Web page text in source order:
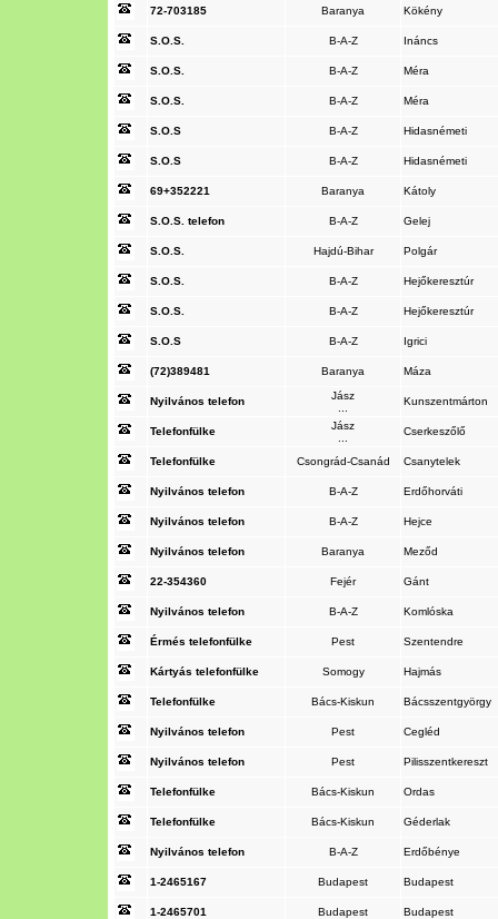
72-703185 Baranya Kökény
S.O.S. B-A-Z Ináncs
S.O.S. B-A-Z Méra
S.O.S. B-A-Z Méra
S.O.S B-A-Z Hidasnémeti
S.O.S B-A-Z Hidasnémeti
69+352221 Baranya Kátoly
S.O.S. telefon B-A-Z Gelej
S.O.S. Hajdú-Bihar Polgár
S.O.S. B-A-Z Hejőkeresztúr
S.O.S. B-A-Z Hejőkeresztúr
S.O.S B-A-Z Igrici
(72)389481 Baranya Máza
Nyilvános telefon
Jász
Kunszentmárton
Telefonfülke
Jász
Cserkeszőlő
Telefonfülke Csongrád-Csanád Csanytelek
Nyilvános telefon B-A-Z Erdőhorváti
Nyilvános telefon B-A-Z Hejce
Nyilvános telefon Baranya Meződ
22-354360 Fejér Gánt
Nyilvános telefon B-A-Z Komlóska
Érmés telefonfülke Pest Szentendre
Kártyás telefonfülke Somogy Hajmás
Telefonfülke Bács-Kiskun Bácsszentgyörgy
Nyilvános telefon Pest Cegléd
Nyilvános telefon Pest Pilisszentkereszt
Telefonfülke Bács-Kiskun Ordas
Telefonfülke Bács-Kiskun Géderlak
Nyilvános telefon B-A-Z Erdőbénye
1-2465167 Budapest Budapest
1-2465701 Budapest Budapest